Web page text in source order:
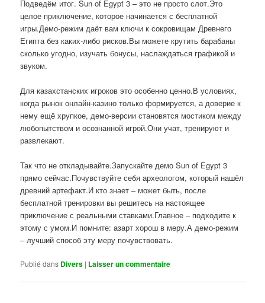
Подведём итог. Sun of Egypt 3 – это не просто слот.Это
целое приключение, которое начинается с бесплатной
игры.Демо-режим даёт вам ключи к сокровищам Древнего
Египта без каких-либо рисков.Вы можете крутить барабаны
сколько угодно, изучать бонусы, наслаждаться графикой и
звуком.
Для казахстанских игроков это особенно ценно.В условиях,
когда рынок онлайн-казино только формируется, а доверие к
нему ещё хрупкое, демо-версии становятся мостиком между
любопытством и осознанной игрой.Они учат, тренируют и
развлекают.
Так что не откладывайте.Запускайте демо Sun of Egypt 3
прямо сейчас.Почувствуйте себя археологом, который нашёл
древний артефакт.И кто знает – может быть, после
бесплатной тренировки вы решитесь на настоящее
приключение с реальными ставками.Главное – подходите к
этому с умом.И помните: азарт хорош в меру.А демо-режим
– лучший способ эту меру почувствовать.
Publié dans Divers | Laisser un commentaire